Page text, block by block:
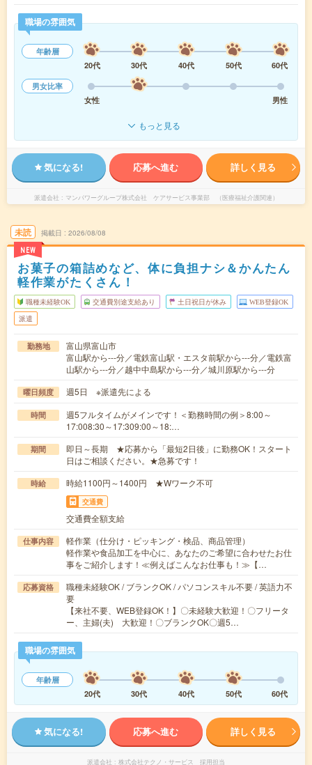
職場の雰囲気
年齢層
20代
30代 40代 50代
60代
男女比率
女性
男性
もっと見る
気になる! 応募へ進む 詳しく見る
派遣会社 マンパワーグループ株式会社 ケアサービス事業部 （医療福祉介護関連）
未読
NEW
掲載日 2026/08/08
お菓子の箱詰めなど、体に負担ナシ＆かんたん
軽作業がたくさん！
職種未経験OK 交通費別途支給あり 土日祝日が休み WEB登録OK
派遣
勤務地
富山県富山市
富山駅から---分／電鉄富山駅・エスタ前駅から---分／電鉄富
山駅から---分／越中中島駅から---分／城川原駅から---分
曜日頻度 週5日 ※派遣先による
時間
週5フルタイムがメインです！＜勤務時間の例＞8:00～
17:008:30～17:309:00～18:…
期間
即日～長期 ★応募から「最短2日後」に勤務OK！スタート
日はご相談ください。★急募です！
時給 時給1100円～1400円 ★Wワーク不可
交通費
交通費全額支給
仕事内容
軽作業（仕分け・ピッキング・検品、商品管理）
軽作業や食品加工を中心に、あなたのご希望に合わせたお仕
事をご紹介します！≪例えばこんなお仕事も！≫【…
応募資格
職種未経験OK / ブランクOK / パソコンスキル不要 / 英語力不
要
【来社不要、WEB登録OK！】〇未経験大歓迎！〇フリータ
ー、主婦(夫) 大歓迎！〇ブランクOK〇週5…
職場の雰囲気
年齢層
20代
30代 40代 50代 60代
気になる! 応募へ進む 詳しく見る
派遣会社 株式会社テクノ・サービス 採用担当